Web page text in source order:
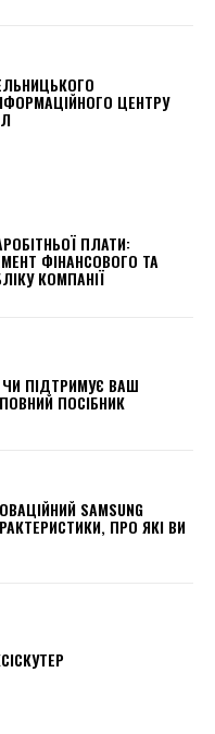
ЦЕНТРУ
ПЛАТИ:
ФІНАНСОВОГО ТА
КОМПАНІЇ
ЧИ ПІДТРИМУЄ ВАШ
ПОСІБНИК
SAMSUNG
ПРО ЯКІ ВИ